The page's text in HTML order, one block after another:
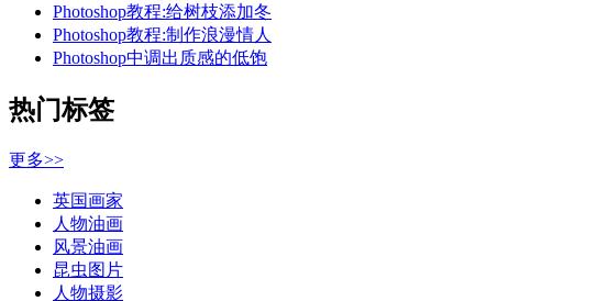
Photoshop教程:给树枝添加冬
Photoshop教程:制作浪漫情人
Photoshop中调出质感的低饱
热门标签
更多>>
英国画家
人物油画
风景油画
昆虫图片
人物摄影